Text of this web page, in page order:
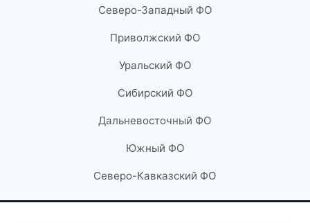
Северо-Западный ФО
Приволжский ФО
Уральский ФО
Сибирский ФО
Дальневосточный ФО
Южный ФО
Северо-Кавказский ФО